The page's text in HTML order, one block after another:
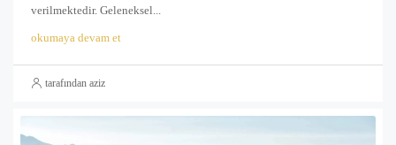
verilmektedir. Geleneksel...
okumaya devam et
tarafından aziz